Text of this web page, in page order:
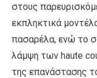
στους
εκπληκτικά
πασαρέλα, ενώ το
λάμψη των haute
της επανάστασης